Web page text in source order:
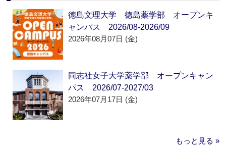
徳島文理大学 徳島薬学部 オープンキ
ャンパス 2026/08-2026/09
2026年08月07日 (金)
同志社女子大学薬学部 オープンキャン
パス 2026/07-2027/03
2026年07月17日 (金)
もっと見る »